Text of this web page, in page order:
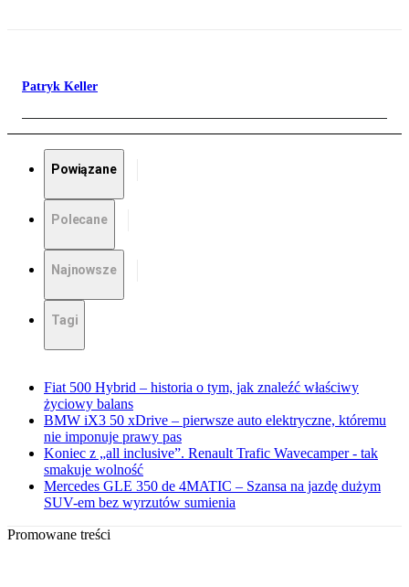
Patryk Keller
Powiązane
Polecane
Najnowsze
Tagi
Fiat 500 Hybrid – historia o tym, jak znaleźć właściwy
życiowy balans
BMW iX3 50 xDrive – pierwsze auto elektryczne, któremu
nie imponuje prawy pas
Koniec z „all inclusive”. Renault Trafic Wavecamper - tak
smakuje wolność
Mercedes GLE 350 de 4MATIC – Szansa na jazdę dużym
SUV-em bez wyrzutów sumienia
Promowane treści